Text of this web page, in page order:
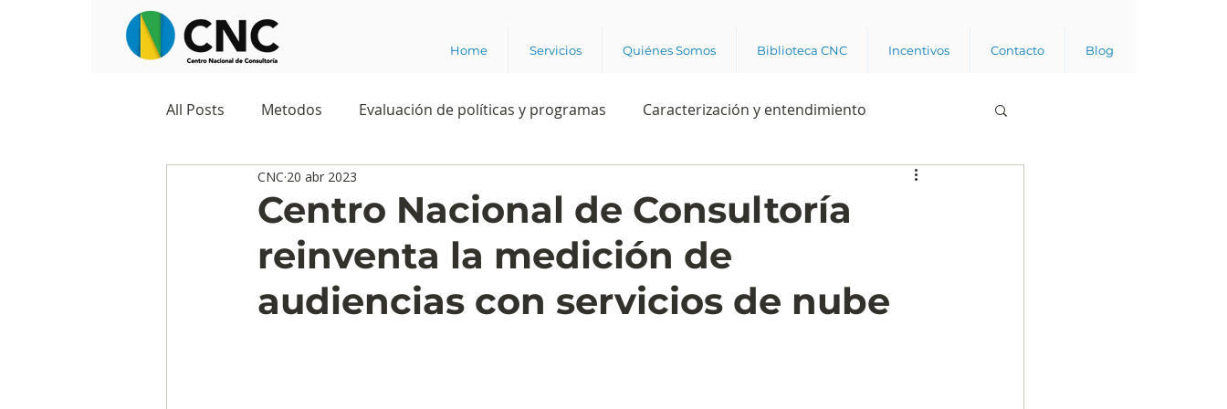
Home Servicios Quiénes Somos Biblioteca CNC Incentivos Contacto Blog
All Posts Metodos Evaluación de políticas y programas Caracterización y entendimiento
Observatorios sociales Business analytics
Predicciones y tendencias Rating Política Intención de voto
Centro Nacional de Consultoría
reinventa la medición de
audiencias con servicios de nube
CNC 20 abr 2023